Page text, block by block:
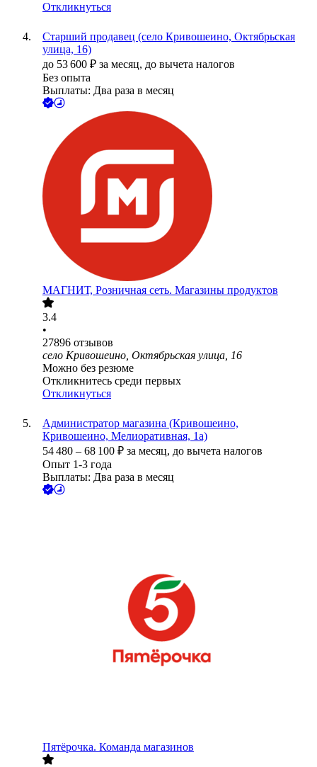
Откликнуться
Старший продавец (село Кривошеино, Октябрьская
улица, 16)
до 53 600 ₽ за месяц, до вычета налогов
Без опыта
Выплаты: Два раза в месяц
МАГНИТ, Розничная сеть. Магазины продуктов
3.4
•
27896 отзывов
село Кривошеино, Октябрьская улица, 16
Можно без резюме
Откликнитесь среди первых
Откликнуться
Администратор магазина (Кривошеино,
Кривошеино, Мелиоративная, 1а)
54 480 – 68 100 ₽ за месяц, до вычета налогов
Опыт 1-3 года
Выплаты: Два раза в месяц
Пятёрочка. Команда магазинов